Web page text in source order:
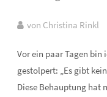
von Christina Rinkl
Vor ein paar Tagen bin
gestolpert: „Es gibt
Diese Behauptung hat